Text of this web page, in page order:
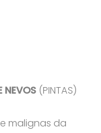
NEVOS (PINTAS)
malignas da